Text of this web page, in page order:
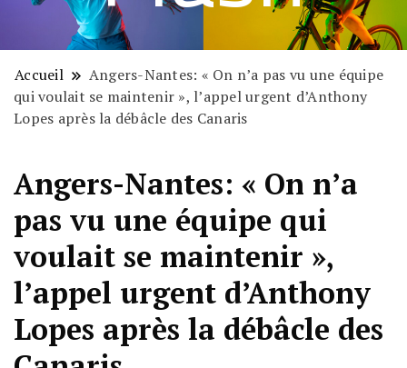
Accueil
Angers-Nantes: « On n’a pas vu une équipe
qui voulait se maintenir », l’appel urgent d’Anthony
Lopes après la débâcle des Canaris
Angers-Nantes: « On n’a
pas vu une équipe qui
voulait se maintenir »,
l’appel urgent d’Anthony
Lopes après la débâcle des